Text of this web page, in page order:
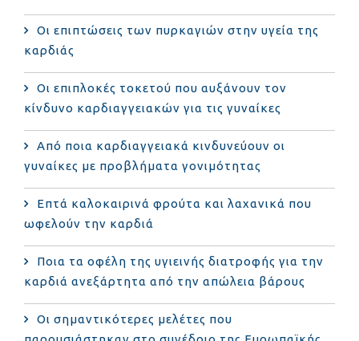
Οι επιπτώσεις των πυρκαγιών στην υγεία της
καρδιάς
Οι επιπλοκές τοκετού που αυξάνουν τον
κίνδυνο καρδιαγγειακών για τις γυναίκες
Από ποια καρδιαγγειακά κινδυνεύουν οι
γυναίκες με προβλήματα γονιμότητας
Επτά καλοκαιρινά φρούτα και λαχανικά που
ωφελούν την καρδιά
Ποια τα οφέλη της υγιεινής διατροφής για την
καρδιά ανεξάρτητα από την απώλεια βάρους
Οι σημαντικότερες μελέτες που